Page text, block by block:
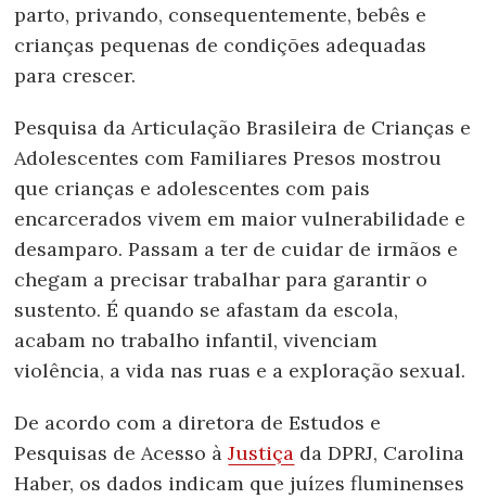
parto, privando, consequentemente, bebês e
crianças pequenas de condições adequadas
para crescer.
Pesquisa da Articulação Brasileira de Crianças e
Adolescentes com Familiares Presos mostrou
que crianças e adolescentes com pais
encarcerados vivem em maior vulnerabilidade e
desamparo. Passam a ter de cuidar de irmãos e
chegam a precisar trabalhar para garantir o
sustento. É quando se afastam da escola,
acabam no trabalho infantil, vivenciam
violência, a vida nas ruas e a exploração sexual.
De acordo com a diretora de Estudos e
Pesquisas de Acesso àJustiça da DPRJ, Carolina
Haber, os dados indicam que juízes fluminenses